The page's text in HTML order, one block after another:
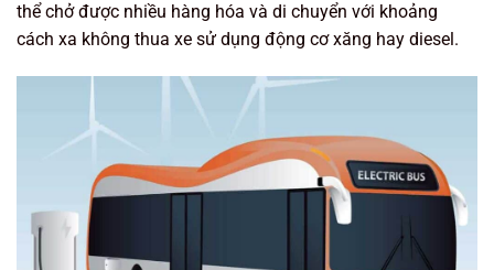
thể chở được nhiều hàng hóa và di chuyển với khoảng
cách xa không thua xe sử dụng động cơ xăng hay diesel.